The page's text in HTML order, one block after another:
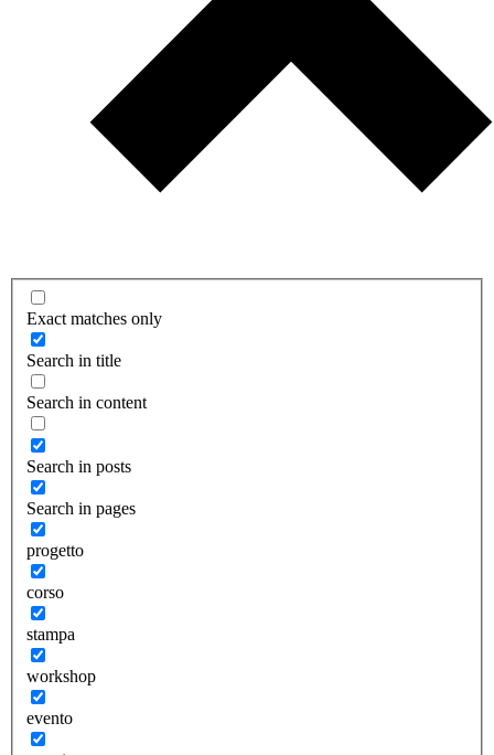
Exact matches only
Search in title
Search in content
Search in posts
Search in pages
progetto
corso
stampa
workshop
evento